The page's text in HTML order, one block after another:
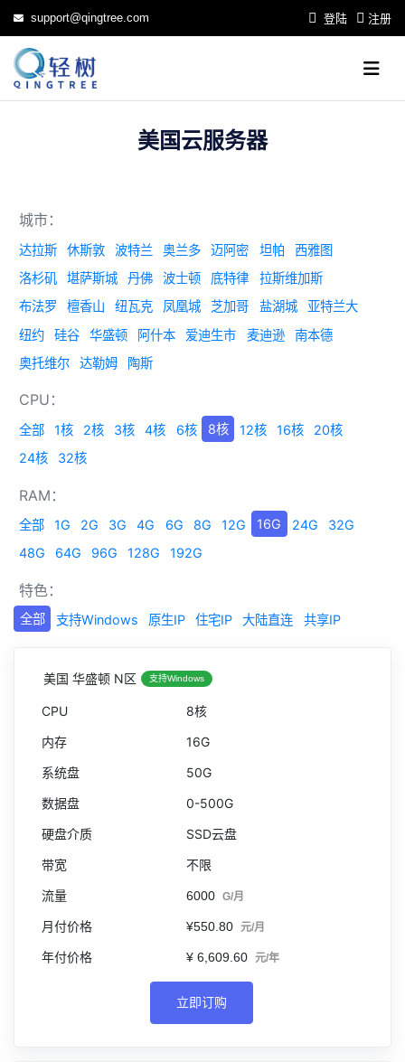
support@qingtree.com 登陆 注册
美国云服务器
城市：
达拉斯 休斯敦 波特兰 奥兰多 迈阿密 坦帕
西雅图
洛杉矶
堪萨斯城 丹佛 波士顿 底特律
拉斯维加斯
布法罗
檀香山 纽瓦克 凤凰城 芝加哥 盐湖城
亚特兰大
纽约
硅谷 华盛顿 阿什本 爱迪生市 麦迪逊
南本德
奥托维尔
达勒姆 陶斯
CPU：
全部 1核 2核 3核 4核 6核 8核 12核 16核
20核
24核
32核
RAM：
全部 1G 2G 3G 4G 6G 8G 12G 16G 24G
32G
48G
64G 96G 128G 192G
特色：
全部 支持Windows 原生IP 住宅IP 大陆直连 共享IP
美国 华盛顿 N区 支持Windows
8核
16G
50G
0-500G
SSD云盘
不限
6000 G/月
¥550.80 元/月
¥ 6,609.60 元/年
立即订购